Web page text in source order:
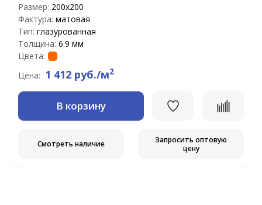
Размер: 200х200
Фактура: матовая
Тип: глазурованная
Толщина: 6.9 мм
Цвета:
Цена: 1 412 руб./м2
В корзину
Смотреть наличие
Запросить оптовую
цену